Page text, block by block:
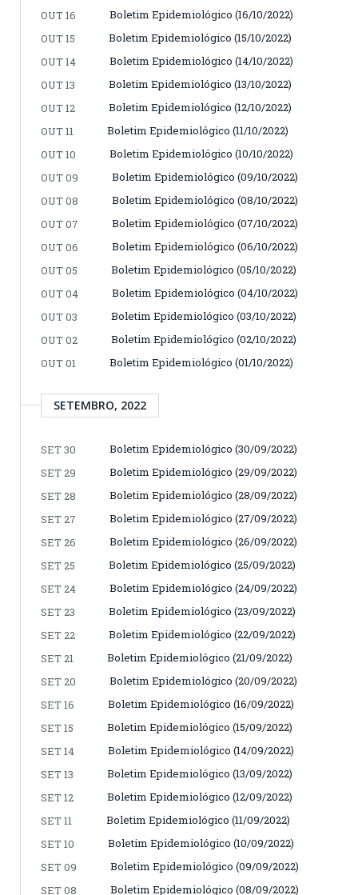
OUT 16
Boletim Epidemiológico (16/10/2022)
OUT 15
Boletim Epidemiológico (15/10/2022)
OUT 14
Boletim Epidemiológico (14/10/2022)
OUT 13
Boletim Epidemiológico (13/10/2022)
OUT 12
Boletim Epidemiológico (12/10/2022)
OUT 11
Boletim Epidemiológico (11/10/2022)
OUT 10
Boletim Epidemiológico (10/10/2022)
OUT 09
Boletim Epidemiológico (09/10/2022)
OUT 08
Boletim Epidemiológico (08/10/2022)
OUT 07
Boletim Epidemiológico (07/10/2022)
OUT 06
Boletim Epidemiológico (06/10/2022)
OUT 05
Boletim Epidemiológico (05/10/2022)
OUT 04
Boletim Epidemiológico (04/10/2022)
OUT 03
Boletim Epidemiológico (03/10/2022)
OUT 02
Boletim Epidemiológico (02/10/2022)
OUT 01
Boletim Epidemiológico (01/10/2022)
SETEMBRO, 2022
SET 30
Boletim Epidemiológico (30/09/2022)
SET 29
Boletim Epidemiológico (29/09/2022)
SET 28
Boletim Epidemiológico (28/09/2022)
SET 27
Boletim Epidemiológico (27/09/2022)
SET 26
Boletim Epidemiológico (26/09/2022)
SET 25
Boletim Epidemiológico (25/09/2022)
SET 24
Boletim Epidemiológico (24/09/2022)
SET 23
Boletim Epidemiológico (23/09/2022)
SET 22
Boletim Epidemiológico (22/09/2022)
SET 21
Boletim Epidemiológico (21/09/2022)
SET 20
Boletim Epidemiológico (20/09/2022)
SET 16
Boletim Epidemiológico (16/09/2022)
SET 15
Boletim Epidemiológico (15/09/2022)
SET 14
Boletim Epidemiológico (14/09/2022)
SET 13
Boletim Epidemiológico (13/09/2022)
SET 12
Boletim Epidemiológico (12/09/2022)
SET 11
Boletim Epidemiológico (11/09/2022)
SET 10
Boletim Epidemiológico (10/09/2022)
SET 09
Boletim Epidemiológico (09/09/2022)
SET 08
Boletim Epidemiológico (08/09/2022)